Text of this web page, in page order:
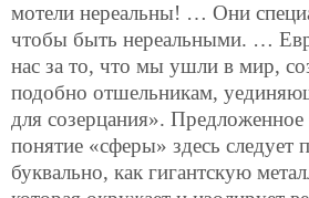
мотели нереальны! … Они
чтобы быть нереальными. …
нас за то, что мы ушли в мир,
подобно отшельникам,
для созерцания».
понятие «сферы» здесь следует
буквально, как гигантскую